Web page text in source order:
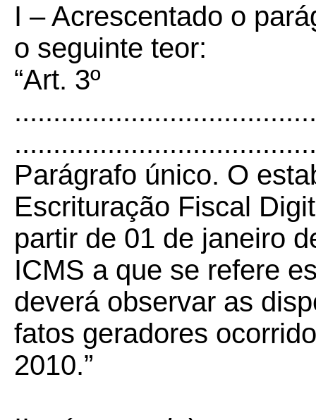
I – Acrescentado o
o seguinte teor:
“Art. 3º
Parágrafo único. O
Escrituração Fiscal
partir de 01 de janeiro
ICMS a que se refere
deverá observar as
fatos geradores
2010.”